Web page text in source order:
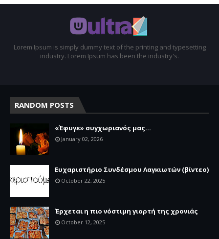
Lorem Ipsum is simply dummy text of the printing and typesetting
industry. Lorem Ipsum has been the industry's.
RANDOM POSTS
«Έφυγε» συγχωριανός μας...
January 02, 2026
Ευχαριστήριο Συνδέσμου Λαγκιωτών (βίντεο)
October 22, 2025
Έρχεται η πιο νόστιμη γιορτή της χρονιάς
October 12, 2025